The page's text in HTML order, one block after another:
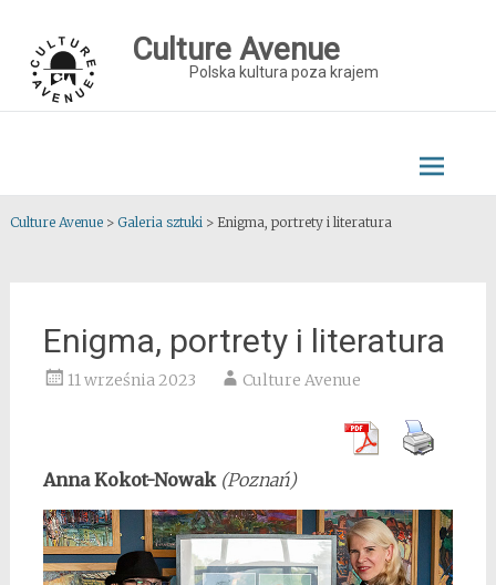
content
Culture Avenue
Polska kultura poza krajem
Culture Avenue> Galeria sztuki> Enigma, portrety i literatura
Enigma, portrety i literatura
11 września 2023 Culture Avenue
Anna Kokot-Nowak (Poznań)